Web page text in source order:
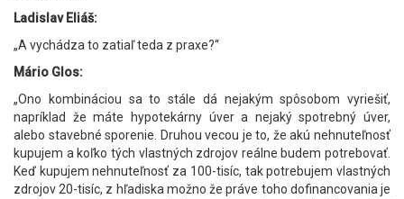
Ladislav Eliáš:
„A vychádza to zatiaľ teda z praxe?“
Mário Glos:
„Ono kombináciou sa to stále dá nejakým spôsobom vyriešiť,
napríklad že máte hypotekárny úver a nejaký spotrebný úver,
alebo stavebné sporenie. Druhou vecou je to, že akú nehnuteľnosť
kupujem a koľko tých vlastných zdrojov reálne budem potrebovať.
Keď kupujem nehnuteľnosť za 100-tisíc, tak potrebujem vlastných
zdrojov 20-tisíc, z hľadiska možno že práve toho dofinancovania je